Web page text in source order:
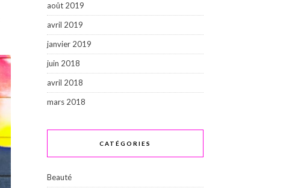
août 2019
avril 2019
janvier 2019
juin 2018
avril 2018
mars 2018
CATÉGORIES
Beauté